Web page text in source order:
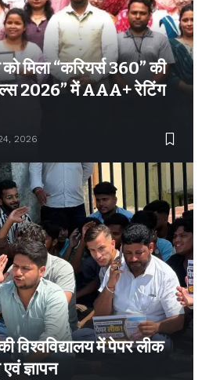
मिला “करियर्स 360” की
2026” में AAA+ रेटिंग
2026
विश्वविद्यालय में पेपर लीक
ज्ञापन